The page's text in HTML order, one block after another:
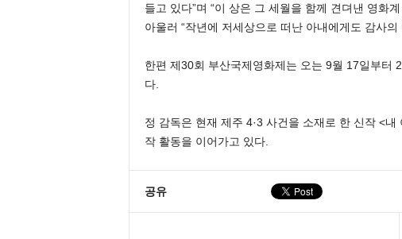
들고 있다”며 “이 상은 그 세월을 함께 견뎌낸 영화
아울러 “작년에 저세상으로 떠난 아내에게도 감사의
한편 제30회 부산국제영화제는 오는 9월 17일부터
다.
정 감독은 현재 제주 4·3 사건을 소재로 한 신작 <
작 활동을 이어가고 있다.
공유